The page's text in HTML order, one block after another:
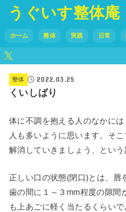
うぐいす整体庵
ホーム 整体 実践 日常
整体 2022.03.25
くいしばり
体に不調を抱える人のなかに
人も多いように思います。そ
解消していきましょう、という
正しい口の状態(閉口)とは、唇
歯の間に１～３mm程度の隙間
も上あごに軽く当たるくらいで